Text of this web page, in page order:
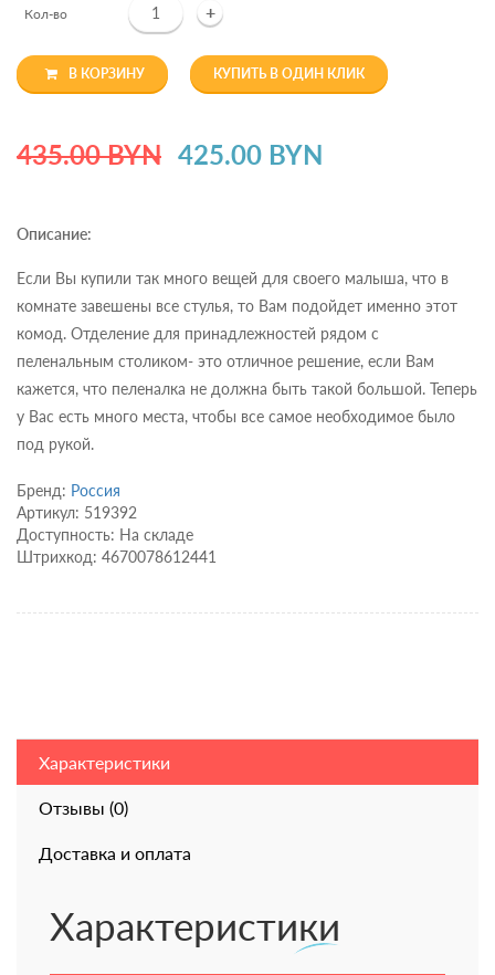
Кол-во +
В КОРЗИНУ КУПИТЬ В ОДИН КЛИК
435.00 BYN 425.00 BYN
Описание:
Если Вы купили так много вещей для своего малыша, что в
комнате завешены все стулья, то Вам подойдет именно этот
комод. Отделение для принадлежностей рядом с
пеленальным столиком- это отличное решение, если Вам
кажется, что пеленалка не должна быть такой большой. Теперь
у Вас есть много места, чтобы все самое необходимое было
под рукой.
Бренд: Россия
Артикул: 519392
Доступность: На складе
Штрихкод: 4670078612441
Характеристики
Отзывы (0)
Доставка и оплата
Характеристики